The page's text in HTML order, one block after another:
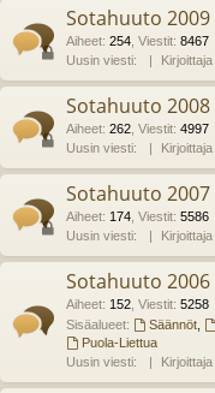
Sotahuuto 2009
Aiheet: 254 Viestit: 8467
Uusin viesti:
Kirjoittaja
Sotahuuto 2008
Aiheet: 262 Viestit: 4997
Uusin viesti:
Kirjoittaja
Sotahuuto 2007
Aiheet: 174 Viestit: 5586
Uusin viesti:
Kirjoittaja
Sotahuuto 2006
Aiheet: 152 Viestit: 5258
Sisäalueet:
Säännöt,
Puola-Liettua
Uusin viesti:
Kirjoittaja